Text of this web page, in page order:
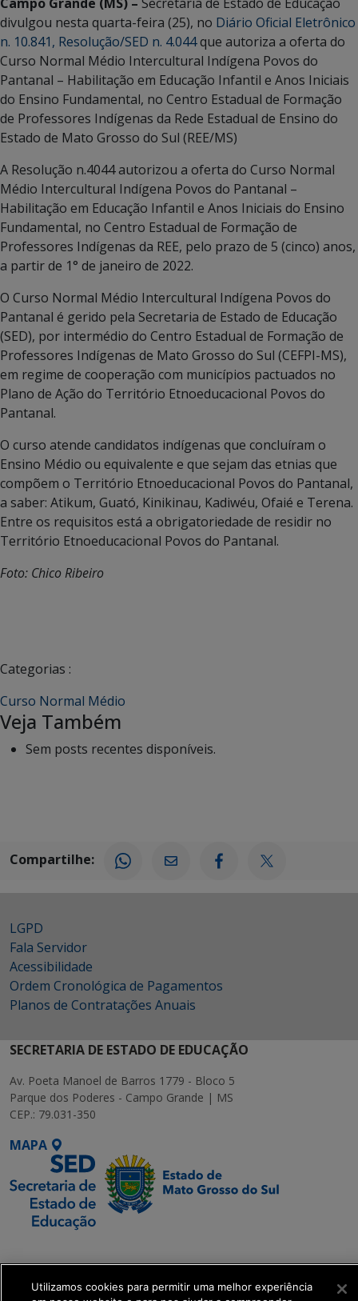
divulgou nesta quarta-feira (25), no Diário Oficial Eletrônico
n. 10.841, Resolução/SED n. 4.044que autoriza a oferta do
Curso Normal Médio Intercultural Indígena Povos do
Pantanal – Habilitação em Educação Infantil e Anos Iniciais
do Ensino Fundamental, no Centro Estadual de Formação
de Professores Indígenas da Rede Estadual de Ensino do
Estado de Mato Grosso do Sul (REE/MS)
A Resolução n.4044 autorizou a oferta do Curso Normal
Médio Intercultural Indígena Povos do Pantanal –
Habilitação em Educação Infantil e Anos Iniciais do Ensino
Fundamental, no Centro Estadual de Formação de
Professores Indígenas da REE, pelo prazo de 5 (cinco) anos,
a partir de 1° de janeiro de 2022.
O Curso Normal Médio Intercultural Indígena Povos do
Pantanal é gerido pela Secretaria de Estado de Educação
(SED), por intermédio do Centro Estadual de Formação de
Professores Indígenas de Mato Grosso do Sul (CEFPI-MS),
em regime de cooperação com municípios pactuados no
Plano de Ação do Território Etnoeducacional Povos do
Pantanal.
O curso atende candidatos indígenas que concluíram o
Ensino Médio ou equivalente e que sejam das etnias que
compõem o Território Etnoeducacional Povos do Pantanal,
a saber: Atikum, Guató, Kinikinau, Kadiwéu, Ofaié e Terena.
Entre os requisitos está a obrigatoriedade de residir no
Território Etnoeducacional Povos do Pantanal.
Foto: Chico Ribeiro
Categorias :
Curso Normal Médio
Veja Também
Sem posts recentes disponíveis.
Compartilhe:
LGPD
Fala Servidor
Acessibilidade
Ordem Cronológica de Pagamentos
Planos de Contratações Anuais
SECRETARIA DE ESTADO DE EDUCAÇÃO
Av. Poeta Manoel de Barros 1779 - Bloco 5
Parque dos Poderes - Campo Grande | MS
CEP.: 79.031-350
MAPA
Executiva de
Transformação Digital
Utilizamos cookies para permitir uma melhor experiência